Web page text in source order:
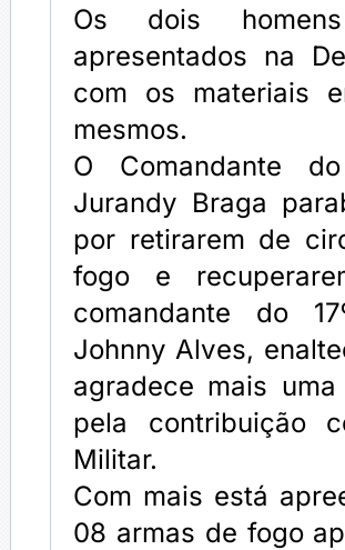
Os dois
apresentados na
com os materiais
mesmos.
O Comandante
Jurandy Braga
por retirarem de
fogo e
comandante do
Johnny Alves,
agradece mais
pela contribuição
Militar.
Com mais está
08 armas de fogo